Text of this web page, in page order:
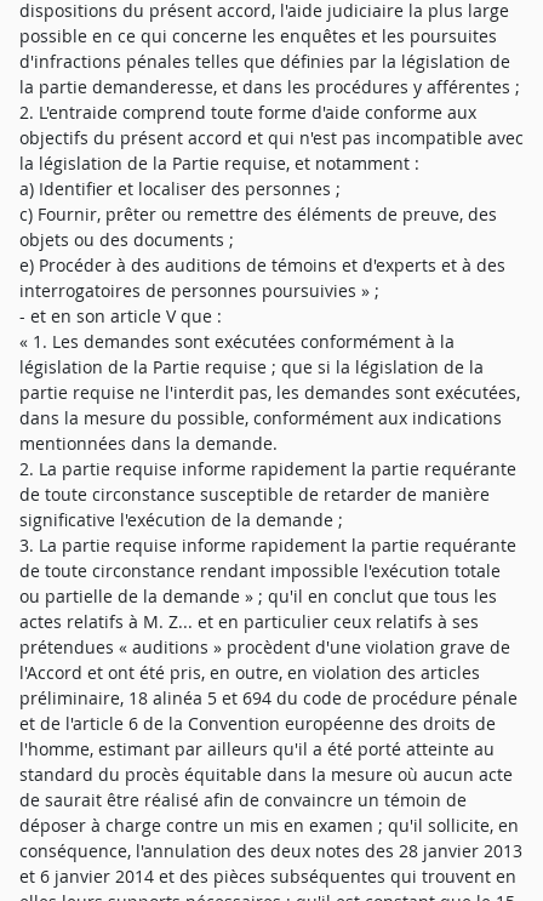
dispositions du présent accord, l'aide judiciaire la plus large
possible en ce qui concerne les enquêtes et les poursuites
d'infractions pénales telles que définies par la législation de
la partie demanderesse, et dans les procédures y afférentes ;
2. L'entraide comprend toute forme d'aide conforme aux
objectifs du présent accord et qui n'est pas incompatible avec
la législation de la Partie requise, et notamment :
a) Identifier et localiser des personnes ;
c) Fournir, prêter ou remettre des éléments de preuve, des
objets ou des documents ;
e) Procéder à des auditions de témoins et d'experts et à des
interrogatoires de personnes poursuivies » ;
- et en son article V que :
« 1. Les demandes sont exécutées conformément à la
législation de la Partie requise ; que si la législation de la
partie requise ne l'interdit pas, les demandes sont exécutées,
dans la mesure du possible, conformément aux indications
mentionnées dans la demande.
2. La partie requise informe rapidement la partie requérante
de toute circonstance susceptible de retarder de manière
significative l'exécution de la demande ;
3. La partie requise informe rapidement la partie requérante
de toute circonstance rendant impossible l'exécution totale
ou partielle de la demande » ; qu'il en conclut que tous les
actes relatifs à M. Z... et en particulier ceux relatifs à ses
prétendues « auditions » procèdent d'une violation grave de
l'Accord et ont été pris, en outre, en violation des articles
préliminaire, 18 alinéa 5 et 694 du code de procédure pénale
et de l'article 6 de la Convention européenne des droits de
l'homme, estimant par ailleurs qu'il a été porté atteinte au
standard du procès équitable dans la mesure où aucun acte
de saurait être réalisé afin de convaincre un témoin de
déposer à charge contre un mis en examen ; qu'il sollicite, en
conséquence, l'annulation des deux notes des 28 janvier 2013
et 6 janvier 2014 et des pièces subséquentes qui trouvent en